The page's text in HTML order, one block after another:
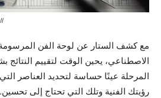
مع كشف الستار عن لوحة الفن
الاصطناعي، يحين الوقت لتقييم
المرحلة عينًا حساسة لتحديد العناصر
رؤيتك الفنية وتلك التي تحتاج إلى تحسين.